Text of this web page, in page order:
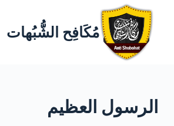
مُكَافِح الشُّبُهات
الرسول العظيم